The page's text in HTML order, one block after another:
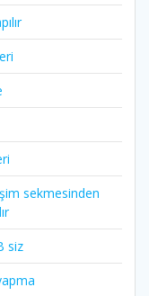
sekmesinden
siz